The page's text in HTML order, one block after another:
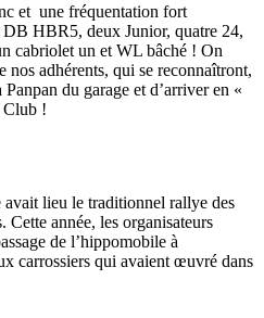
et une fréquentation fort
HBR5, deux Junior, quatre 24,
cabriolet un et WL bâché ! On
nos adhérents, qui se reconnaîtront,
du garage et d’arriver en «
Club !
lieu le traditionnel rallye des
année, les organisateurs
de l’hippomobile à
carrossiers qui avaient œuvré dans